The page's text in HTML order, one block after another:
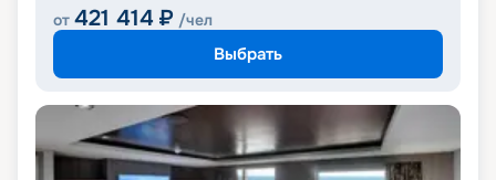
от 421 414 ₽ /чел
Выбрать